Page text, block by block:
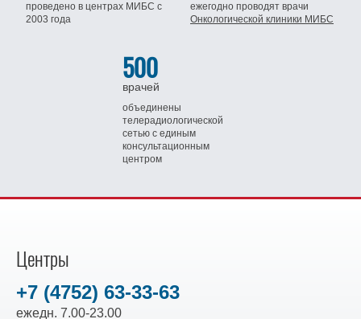
проведено в центрах МИБСс
2003 года
ежегодно проводят врачи
Онкологической клиники МИБС
500
врачей
объединены
телерадиологической
сетью с единым
консультационным
центром
Центры
+7 (4752) 63-33-63
ежедн. 7.00-23.00